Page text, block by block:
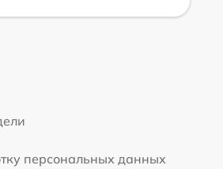
персональных данных